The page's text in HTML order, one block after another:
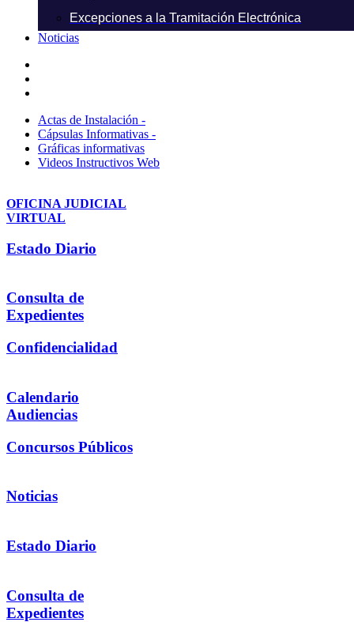
Excepciones a la Tramitación Electrónica
Noticias
Actas de Instalación -
Cápsulas Informativas -
Gráficas informativas
Videos Instructivos Web
OFICINA JUDICIAL
VIRTUAL
Estado Diario
Consulta de
Expedientes
Confidencialidad
Calendario
Audiencias
Concursos Públicos
Noticias
Estado Diario
Consulta de
Expedientes